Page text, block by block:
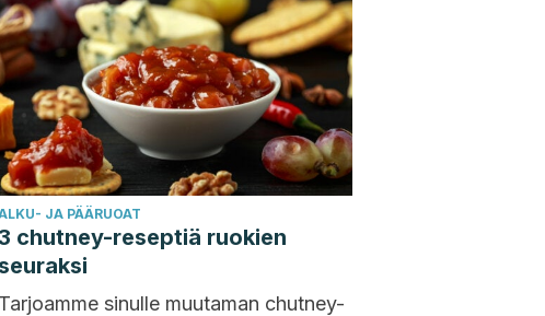
JA PÄÄRUOAT
chutney-reseptiä ruokien
seuraksi
Tarjoamme sinulle muutaman chutney-